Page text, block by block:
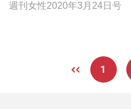
週刊女性2020年3月24日号
1